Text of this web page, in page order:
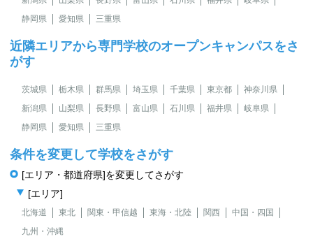
静岡県
愛知県 三重県
近隣エリアから専門学校のオープンキャンパスをさ
がす
茨城県 栃木県 群馬県 埼玉県 千葉県 東京都
神奈川県
新潟県
山梨県 長野県 富山県 石川県 福井県
岐阜県
静岡県
愛知県 三重県
条件を変更して学校をさがす
[エリア・都道府県]を変更してさがす
[エリア]
北海道 東北 関東・甲信越 東海・北陸 関西
中国・四国
九州・沖縄